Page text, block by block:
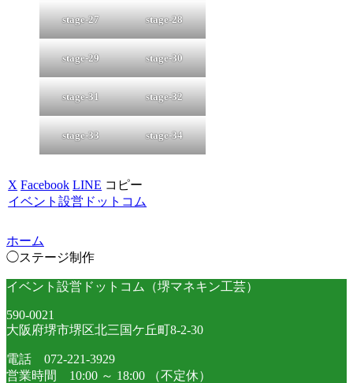
stage-27 stage-28
stage-29 stage-30
stage-31 stage-32
stage-33 stage-34
X Facebook LINE コピー
イベント設営ドットコム
ホーム
◯ステージ制作
イベント設営ドットコム（堺マネキン工芸）
590-0021
大阪府堺市堺区北三国ケ丘町8-2-30
電話 072-221-3929
営業時間 10:00 ～ 18:00 （不定休）